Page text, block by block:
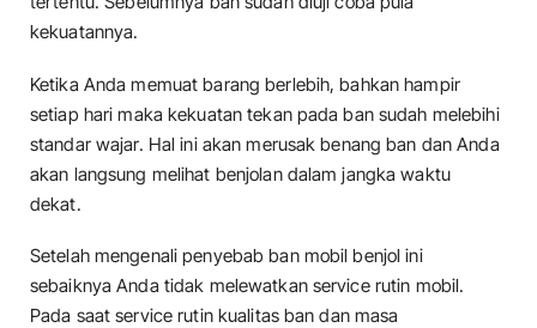
kekuatannya.
Ketika Anda memuat barang berlebih, bahkan hampir
setiap hari maka kekuatan tekan pada ban sudah melebihi
standar wajar. Hal ini akan merusak benang ban dan Anda
akan langsung melihat benjolan dalam jangka waktu
dekat.
Setelah mengenali penyebab ban mobil benjol ini
sebaiknya Anda tidak melewatkan service rutin mobil.
Pada saat service rutin kualitas ban dan masa